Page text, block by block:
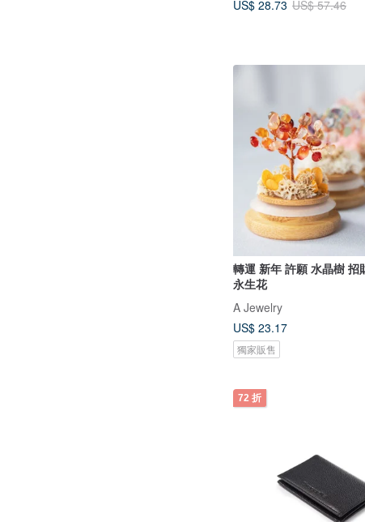
US$ 28.73 US$ 57.46
轉運 新年 許願 水晶樹 招
永生花
A Jewelry
US$ 23.17
獨家販售
72 折